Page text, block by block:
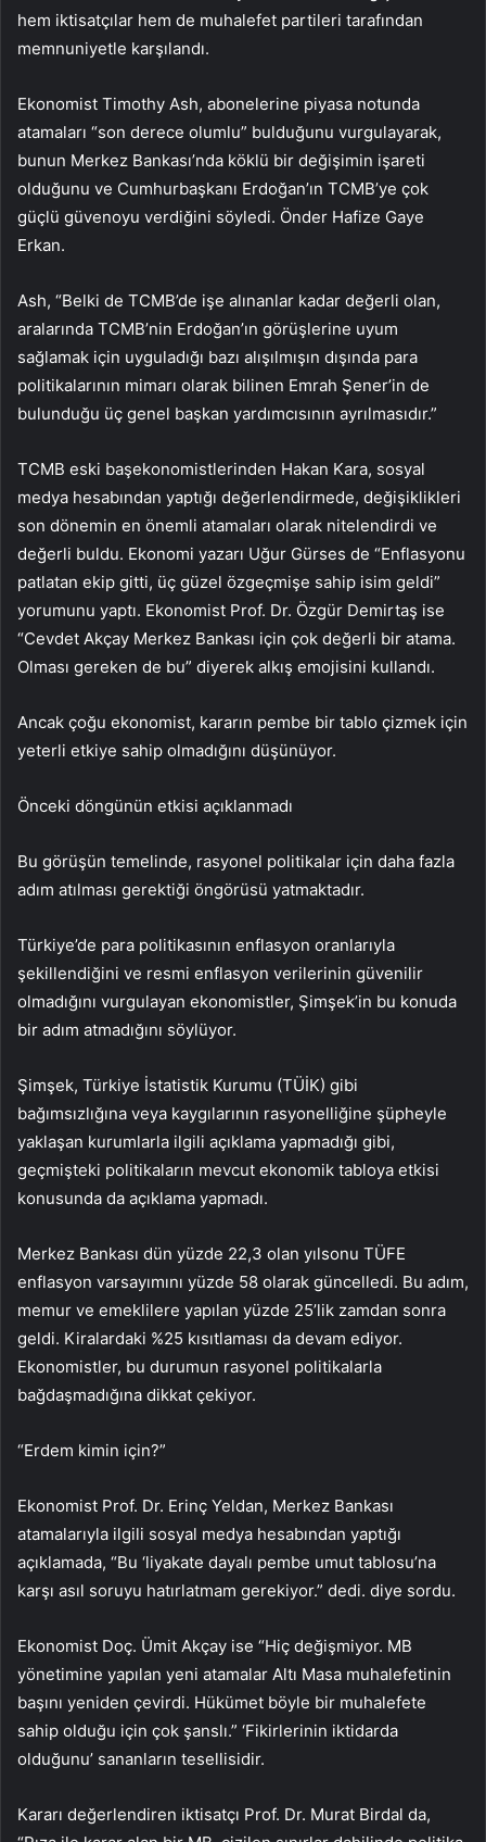
hem iktisatçılar hem de muhalefet partileri tarafından
memnuniyetle karşılandı.
Ekonomist Timothy Ash, abonelerine piyasa notunda
atamaları “son derece olumlu” bulduğunu vurgulayarak,
bunun Merkez Bankası’nda köklü bir değişimin işareti
olduğunu ve Cumhurbaşkanı Erdoğan’ın TCMB’ye çok
güçlü güvenoyu verdiğini söyledi. Önder Hafize Gaye
Erkan.
Ash, “Belki de TCMB’de işe alınanlar kadar değerli olan,
aralarında TCMB’nin Erdoğan’ın görüşlerine uyum
sağlamak için uyguladığı bazı alışılmışın dışında para
politikalarının mimarı olarak bilinen Emrah Şener’in de
bulunduğu üç genel başkan yardımcısının ayrılmasıdır.”
TCMB eski başekonomistlerinden Hakan Kara, sosyal
medya hesabından yaptığı değerlendirmede, değişiklikleri
son dönemin en önemli atamaları olarak nitelendirdi ve
değerli buldu. Ekonomi yazarı Uğur Gürses de “Enflasyonu
patlatan ekip gitti, üç güzel özgeçmişe sahip isim geldi”
yorumunu yaptı. Ekonomist Prof. Dr. Özgür Demirtaş ise
“Cevdet Akçay Merkez Bankası için çok değerli bir atama.
Olması gereken de bu” diyerek alkış emojisini kullandı.
Ancak çoğu ekonomist, kararın pembe bir tablo çizmek için
yeterli etkiye sahip olmadığını düşünüyor.
Önceki döngünün etkisi açıklanmadı
Bu görüşün temelinde, rasyonel politikalar için daha fazla
adım atılması gerektiği öngörüsü yatmaktadır.
Türkiye’de para politikasının enflasyon oranlarıyla
şekillendiğini ve resmi enflasyon verilerinin güvenilir
olmadığını vurgulayan ekonomistler, Şimşek’in bu konuda
bir adım atmadığını söylüyor.
Şimşek, Türkiye İstatistik Kurumu (TÜİK) gibi
bağımsızlığına veya kaygılarının rasyonelliğine şüpheyle
yaklaşan kurumlarla ilgili açıklama yapmadığı gibi,
geçmişteki politikaların mevcut ekonomik tabloya etkisi
konusunda da açıklama yapmadı.
Merkez Bankası dün yüzde 22,3 olan yılsonu TÜFE
enflasyon varsayımını yüzde 58 olarak güncelledi. Bu adım,
memur ve emeklilere yapılan yüzde 25’lik zamdan sonra
geldi. Kiralardaki %25 kısıtlaması da devam ediyor.
Ekonomistler, bu durumun rasyonel politikalarla
bağdaşmadığına dikkat çekiyor.
“Erdem kimin için?”
Ekonomist Prof. Dr. Erinç Yeldan, Merkez Bankası
atamalarıyla ilgili sosyal medya hesabından yaptığı
açıklamada, “Bu ‘liyakate dayalı pembe umut tablosu’na
karşı asıl soruyu hatırlatmam gerekiyor.” dedi. diye sordu.
Ekonomist Doç. Ümit Akçay ise “Hiç değişmiyor. MB
yönetimine yapılan yeni atamalar Altı Masa muhalefetinin
başını yeniden çevirdi. Hükümet böyle bir muhalefete
sahip olduğu için çok şanslı.” ‘Fikirlerinin iktidarda
olduğunu’ sananların tesellisidir.
Kararı değerlendiren iktisatçı Prof. Dr. Murat Birdal da,